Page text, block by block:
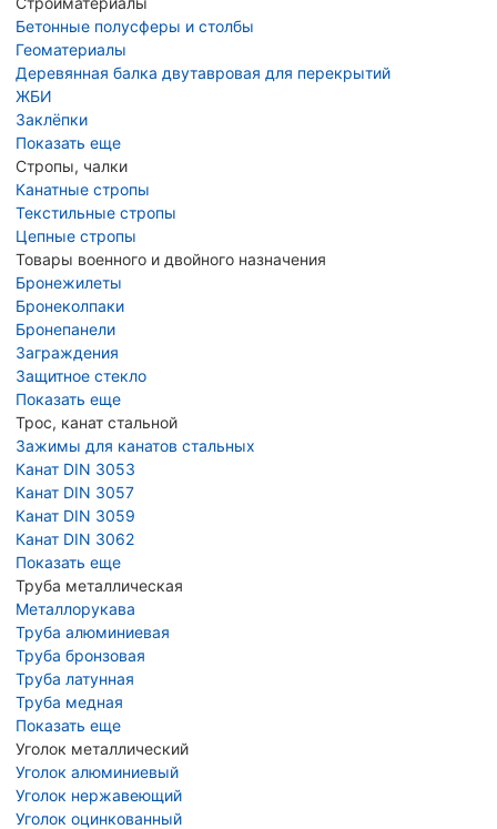
Бетонные полусферы и столбы
Геоматериалы
Деревянная балка двутавровая для перекрытий
ЖБИ
Заклёпки
Показать еще
Стропы, чалки
Канатные стропы
Текстильные стропы
Цепные стропы
Товары военного и двойного назначения
Бронежилеты
Бронеколпаки
Бронепанели
Заграждения
Защитное стекло
Показать еще
Трос, канат стальной
Зажимы для канатов стальных
Канат DIN 3053
Канат DIN 3057
Канат DIN 3059
Канат DIN 3062
Показать еще
Труба металлическая
Металлорукава
Труба алюминиевая
Труба бронзовая
Труба латунная
Труба медная
Показать еще
Уголок металлический
Уголок алюминиевый
Уголок нержавеющий
Уголок оцинкованный